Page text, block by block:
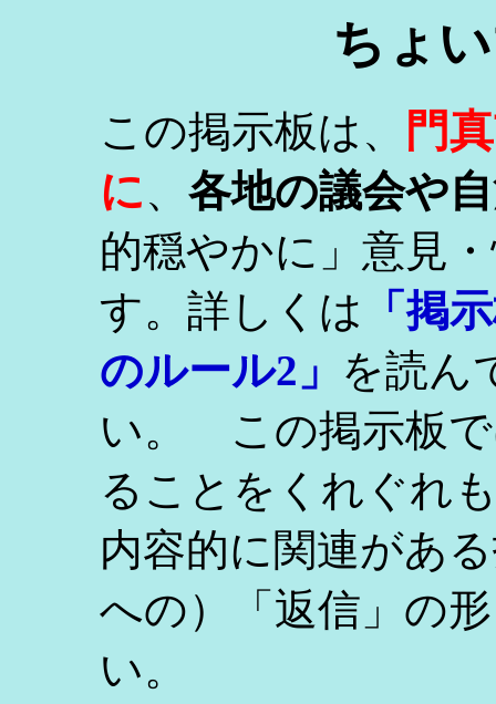
ちょ
この掲示板は、
門
に、 各地の議会や
的穏やかに」意見
す。詳しくは
「掲
のルール2」 を読ん
い。 この掲示板で
ることをくれぐれ
内容的に関連があ
への）「返信」の
い。